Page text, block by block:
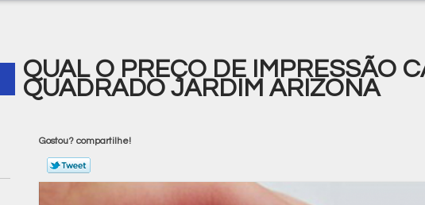
QUAL O PREÇO DE IMPRESSÃO
QUADRADO JARDIM ARIZONA
Gostou? compartilhe!